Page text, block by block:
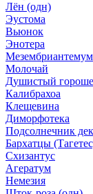
Лён (одн)
Эустома
Вьюнок
Энотера
Мезембриантемум
Молочай
Душистый
Калибрахоа
Клещевина
Диморфотека
Подсолнечник
Бархатцы
Схизантус
Агератум
Немезия